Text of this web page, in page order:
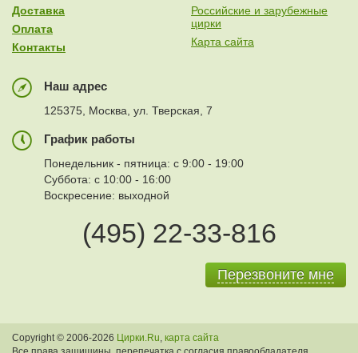
Доставка
Оплата
Контакты
Российские и зарубежные
цирки
Карта сайта
Наш адрес
125375, Москва, ул. Тверская, 7
График работы
Понедельник - пятница: с 9:00 - 19:00
Суббота: с 10:00 - 16:00
Воскресение: выходной
(495) 22-33-816
Перезвоните мне
Copyright © 2006-2026 Цирки.Ru, карта сайта